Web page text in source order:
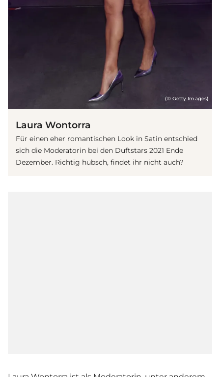
(© Getty Images)
Laura Wontorra
Für einen eher romantischen Look in Satin entschied
sich die Moderatorin bei den Duftstars 2021 Ende
Dezember. Richtig hübsch, findet ihr nicht auch?